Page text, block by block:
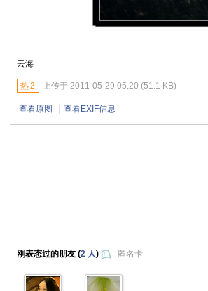
云海
热2 上传于 2011-05-29 05:20 (51.1 KB)
查看原图 查看EXIF信息
刚表态过的朋友 (2 人) 匿名卡